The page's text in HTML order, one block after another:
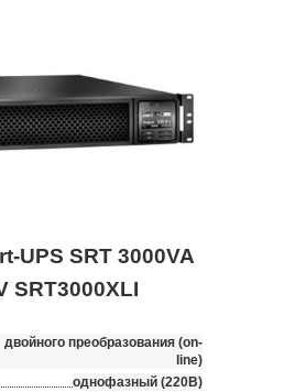
UPS SRT 3000VA
SRT3000XLI
двойного преобразования (on-
line)
однофазный (220В)